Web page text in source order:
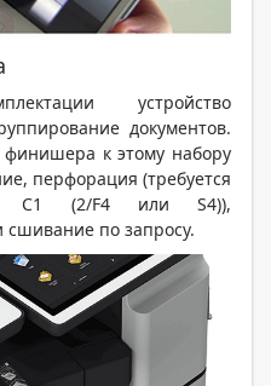
устройство
документов.
к этому набору
перфорация (требуется
C1 (2/F4 или S4)),
по запросу.